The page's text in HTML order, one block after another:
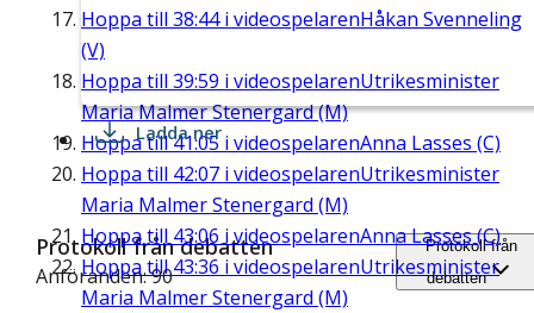
Hoppa till 38:44i videospelarenHåkan Svenneling
(V)
Hoppa till 39:59 i videospelarenUtrikesminister
Maria Malmer Stenergard (M)
Hoppa till41:05 i videospelarenAnna Lasses (C)
Hoppa till 42:07 i videospelarenUtrikesminister
Maria Malmer Stenergard (M)
Hoppa till 43:06 i videospelarenAnna Lasses (C)
Hoppa till43:36 i videospelarenUtrikesminister
Maria Malmer Stenergard (M)
Ladda ner
Protokoll från debatten
Anföranden: 90
Protokoll från
debatten